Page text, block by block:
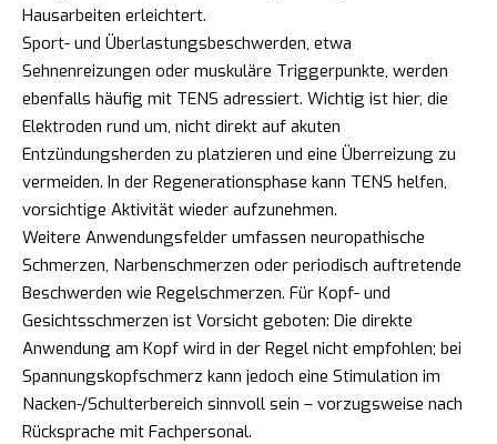
Hausarbeiten erleichtert.
Sport- und Überlastungsbeschwerden, etwa
Sehnenreizungen oder muskuläre Triggerpunkte, werden
ebenfalls häufig mit TENS adressiert. Wichtig ist hier, die
Elektroden rund um, nicht direkt auf akuten
Entzündungsherden zu platzieren und eine Überreizung zu
vermeiden. In der Regenerationsphase kann TENS helfen,
vorsichtige Aktivität wieder aufzunehmen.
Weitere Anwendungsfelder umfassen neuropathische
Schmerzen, Narbenschmerzen oder periodisch auftretende
Beschwerden wie Regelschmerzen. Für Kopf- und
Gesichtsschmerzen ist Vorsicht geboten: Die direkte
Anwendung am Kopf wird in der Regel nicht empfohlen; bei
Spannungskopfschmerz kann jedoch eine Stimulation im
Nacken-/Schulterbereich sinnvoll sein – vorzugsweise nach
Rücksprache mit Fachpersonal.